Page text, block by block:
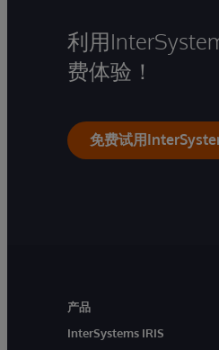
利用
费体验！
免费试用
产品
InterSystems IRIS